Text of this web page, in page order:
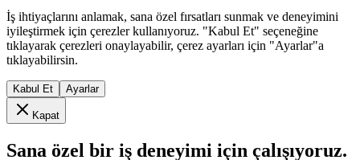
İş ihtiyaçlarını anlamak, sana özel fırsatları sunmak ve deneyimini
iyileştirmek için çerezler kullanıyoruz. "Kabul Et" seçeneğine
tıklayarak çerezleri onaylayabilir, çerez ayarları için "Ayarlar"a
tıklayabilirsin.
Kabul Et Ayarlar
Kapat
Sana özel bir iş deneyimi için çalışıyoruz.